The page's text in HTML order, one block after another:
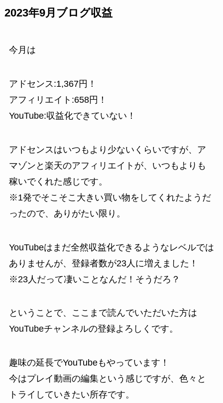
2023年9月ブログ収益
今月は
アドセンス:1,367円！
アフィリエイト:658円！
YouTube:収益化できていない！
アドセンスはいつもより少ないくらいですが、ア
マゾンと楽天のアフィリエイトが、いつもよりも
稼いでくれた感じです。
※1発でそこそこ大きい買い物をしてくれたようだ
ったので、ありがたい限り。
YouTubeはまだ全然収益化できるようなレベルでは
ありませんが、 登録者数が23人 に増えました！
※23人だって凄いことなんだ！そうだろ？
ということで、ここまで読んでいただいた方は
YouTubeチャンネルの登録よろしくです。
趣味の延長でYouTubeもやっています！
今はプレイ動画の編集という感じですが、色々と
トライしていきたい所存です。